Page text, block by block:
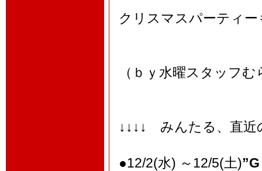
クリスマスパーティ
（ｂｙ水曜スタッフ
↓↓↓↓ みんたる、直
●12/2(水) ～12/5(土)